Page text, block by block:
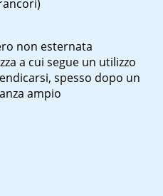
non esternata
a cui segue un utilizzo
spesso dopo un
ampio